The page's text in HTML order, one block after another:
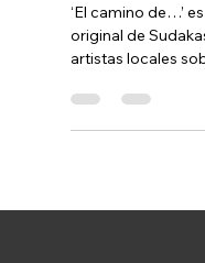
El camino
‘El camino de…’
artistas locales
sus carreras, las